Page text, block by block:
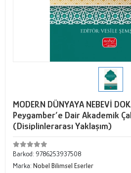
MODERN DÜNYAYA NEBEVİ
Peygamber’e Dair Akademik
(Disiplinlerarası Yaklaşım)
Barkod: 9786253937508
Marka: Nobel Bilimsel Eserler